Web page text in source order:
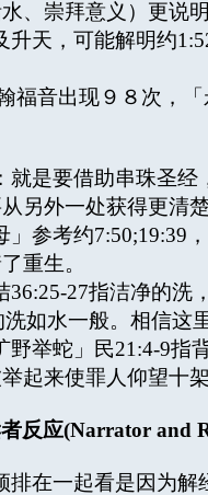
水、崇拜意义）更说
，可能解明约
音出现９８次，「
就是要借助串珠圣
另外一处获得更清
考约7:50;19:39，
重生。
27指洁净的洗，
洗如水一般。相信这
蛇」民21:4-9指背
起来使罪人仰望十
反应(Narrator and
一起看是因为解